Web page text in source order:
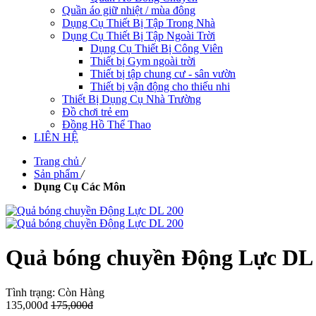
Quần áo giữ nhiệt / mùa đông
Dụng Cụ Thiết Bị Tập Trong Nhà
Dụng Cụ Thiết Bị Tập Ngoài Trời
Dụng Cụ Thiết Bị Công Viên
Thiết bị Gym ngoài trời
Thiết bị tập chung cư - sân vườn
Thiết bị vận động cho thiếu nhi
Thiết Bị Dụng Cụ Nhà Trường
Đồ chơi trẻ em
Đồng Hồ Thể Thao
LIÊN HỆ
Trang chủ /
Sản phẩm /
Dụng Cụ Các Môn
Quả bóng chuyền Động Lực DL
Tình trạng: Còn Hàng
135,000đ 175,000đ